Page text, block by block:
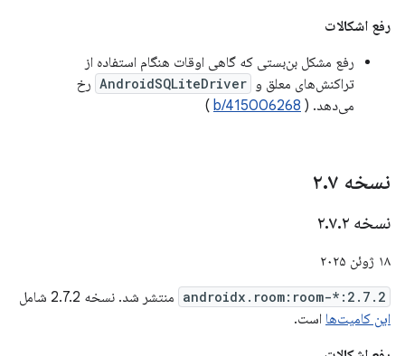
رفع اشکالات
رفع مشکل بن‌بستی که گاهی اوقات هنگام استفاده از
تراکنش‌های معلق و AndroidSQLiteDriver رخ
می‌دهد. ( b/415006268
)
نسخه ۲ .۷
نسخه ۲ .۷.۲
۱۸ ژوئن ۲۰۲۵
androidx.room:room-*:2.7.2 منتشر شد. نسخه 2.7.2 شامل
این کامیت‌ها است.